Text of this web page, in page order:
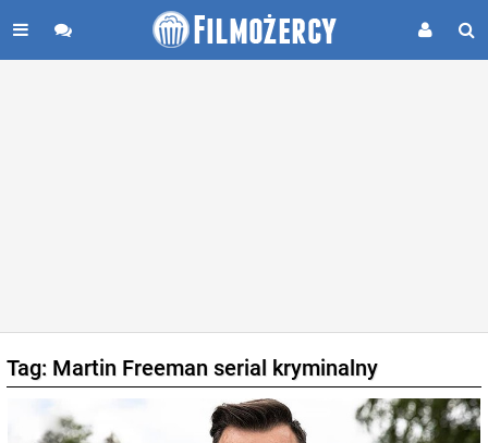
Tag: Martin Freeman serial kryminalny